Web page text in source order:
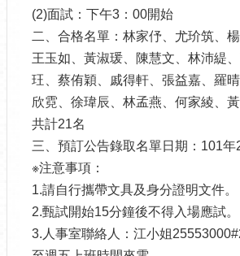
(2)面試：下午3：00開始
二、合格名單：林家伃、尤玠筑、楊
王玉如、黃淑瑗、陳慧文、林沛緹
玨、蔡侑穎、戚得軒、張益嘉、羅
欣霓、徐瑋辰、林孟燕、何家綾、
共計21名
三、預訂公告錄取名單日期：101年
※注意事項：
1.請自行攜帶文具及身分證明文件。
2.甄試開始15分鐘後不得入場應試。
3.人事室聯絡人：江小姐